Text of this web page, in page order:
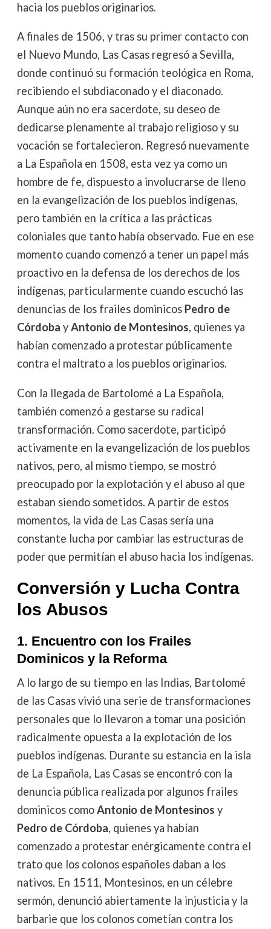
hacia los pueblos originarios.
A finales de 1506, y tras su primer contacto con
el Nuevo Mundo, Las Casas regresó a Sevilla,
donde continuó su formación teológica en Roma,
recibiendo el subdiaconado y el diaconado.
Aunque aún no era sacerdote, su deseo de
dedicarse plenamente al trabajo religioso y su
vocación se fortalecieron. Regresó nuevamente
a La Española en 1508, esta vez ya como un
hombre de fe, dispuesto a involucrarse de lleno
en la evangelización de los pueblos indígenas,
pero también en la crítica a las prácticas
coloniales que tanto había observado. Fue en ese
momento cuando comenzó a tener un papel más
proactivo en la defensa de los derechos de los
indígenas, particularmente cuando escuchó las
denuncias de los frailes dominicos Pedro de
Córdoba yAntonio de Montesinos, quienes ya
habían comenzado a protestar públicamente
contra el maltrato a los pueblos originarios.
Con la llegada de Bartolomé a La Española,
también comenzó a gestarse su radical
transformación. Como sacerdote, participó
activamente en la evangelización de los pueblos
nativos, pero, al mismo tiempo, se mostró
preocupado por la explotación y el abuso al que
estaban siendo sometidos. A partir de estos
momentos, la vida de Las Casas sería una
constante lucha por cambiar las estructuras de
poder que permitían el abuso hacia los indígenas.
Conversión y Lucha Contra
los Abusos
1. Encuentro con los Frailes
Dominicos y la Reforma
A lo largo de su tiempo en las Indias, Bartolomé
de las Casas vivió una serie de transformaciones
personales que lo llevaron a tomar una posición
radicalmente opuesta a la explotación de los
pueblos indígenas. Durante su estancia en la isla
de La Española, Las Casas se encontró con la
denuncia pública realizada por algunos frailes
dominicos comoAntonio de Montesinos y
Pedro de Córdoba, quienes ya habían
comenzado a protestar enérgicamente contra el
trato que los colonos españoles daban a los
nativos. En 1511, Montesinos, en un célebre
sermón, denunció abiertamente la injusticia y la
barbarie que los colonos cometían contra los